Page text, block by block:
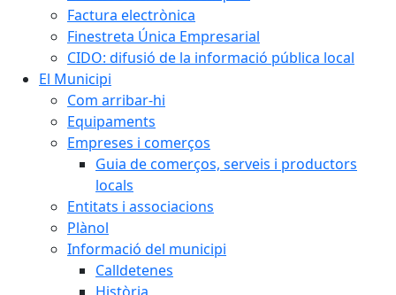
Factura electrònica
Finestreta Única Empresarial
CIDO: difusió de la informació pública local
El Municipi
Com arribar-hi
Equipaments
Empreses i comerços
Guia de comerços, serveis i productors
locals
Entitats i associacions
Plànol
Informació del municipi
Calldetenes